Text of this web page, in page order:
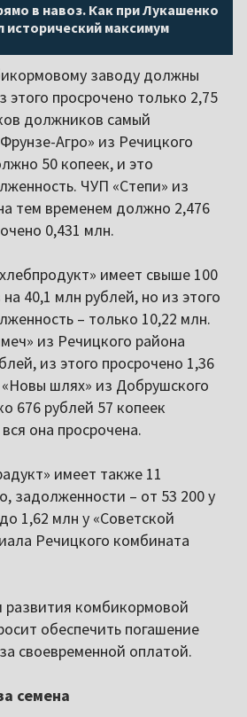
в навоз. Как при Лукашенко
исторический максимум
заводу должны
этого просрочено только 2,75
должников самый
Агро» из Речицкого
50 копеек, и это
ЧУП «Степи» из
тем временем должно 2,476
0,431 млн.
имеет свыше 100
40,1 млн рублей, но из этого
– только 10,22 млн.
из Речицкого района
из этого просрочено 1,36
шлях» из Добрушского
676 рублей 57 копеек
она просрочена.
имеет также 11
задолженности – от 53 200 у
1,62 млн у «Советской
Речицкого комбината
развития комбикормовой
обеспечить погашение
своевременной оплатой.
семена